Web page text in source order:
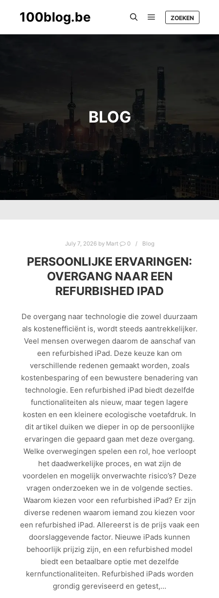
100blog.be ZOEKEN
BLOG
July 7, 2026by Mart 0 Blog
PERSOONLIJKE ERVARINGEN:
OVERGANG NAAR EEN
REFURBISHED IPAD
De overgang naar technologie die zowel duurzaam
als kostenefficiënt is, wordt steeds aantrekkelijker.
Veel mensen overwegen daarom de aanschaf van
een refurbished iPad. Deze keuze kan om
verschillende redenen gemaakt worden, zoals
kostenbesparing of een bewustere benadering van
technologie. Een refurbished iPad biedt dezelfde
functionaliteiten als nieuw, maar tegen lagere
kosten en een kleinere ecologische voetafdruk. In
dit artikel duiken we dieper in op de persoonlijke
ervaringen die gepaard gaan met deze overgang.
Welke overwegingen spelen een rol, hoe verloopt
het daadwerkelijke proces, en wat zijn de
voordelen en mogelijk onverwachte risico’s? Deze
vragen onderzoeken we in de volgende secties.
Waarom kiezen voor een refurbished iPad? Er zijn
diverse redenen waarom iemand zou kiezen voor
een refurbished iPad. Allereerst is de prijs vaak een
doorslaggevende factor. Nieuwe iPads kunnen
behoorlijk prijzig zijn, en een refurbished model
biedt een betaalbare optie met dezelfde
kernfunctionaliteiten. Refurbished iPads worden
grondig gereviseerd en getest,…